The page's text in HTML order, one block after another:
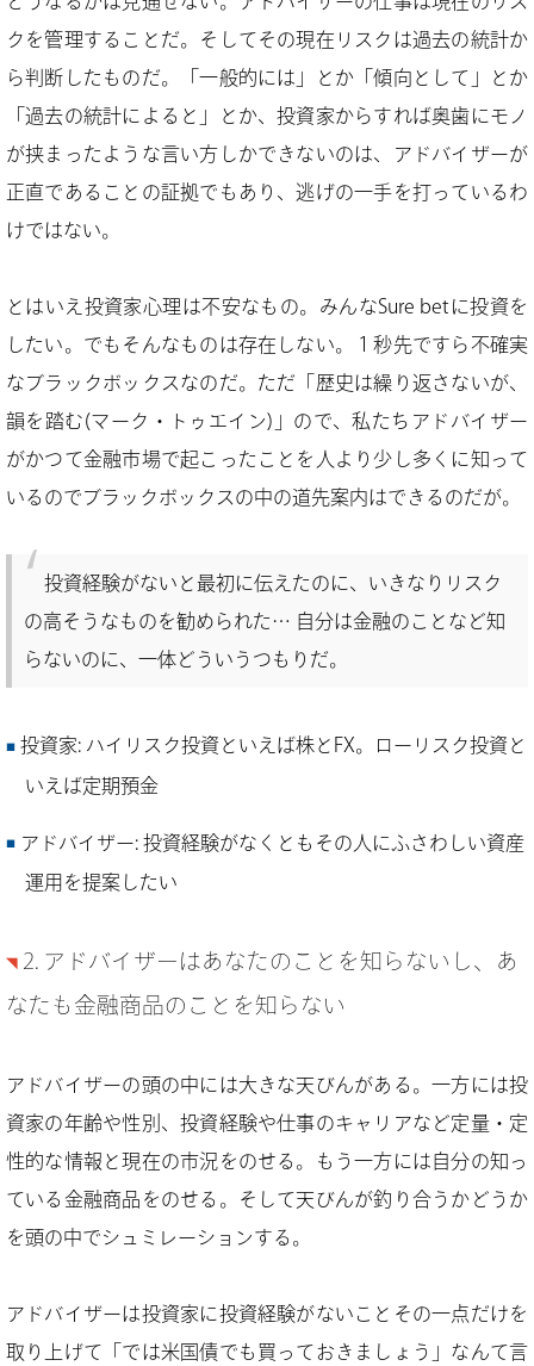
クを管理することだ。そしてその現在リスクは過去の統計か
ら判断したものだ。「一般的には」とか「傾向として」とか
「過去の統計によると」とか、投資家からすれば奥歯にモノ
が挟まったような言い方しかできないのは、アドバイザーが
正直であることの証拠でもあり、逃げの一手を打っているわ
けではない。
とはいえ投資家心理は不安なもの。みんなSure betに投資を
したい。でもそんなものは存在しない。１秒先ですら不確実
なブラックボックスなのだ。ただ「歴史は繰り返さないが、
韻を踏む(マーク・トゥエイン)」ので、私たちアドバイザー
がかつて金融市場で起こったことを人より少し多くに知って
いるのでブラックボックスの中の道先案内はできるのだが。
投資経験がないと最初に伝えたのに、いきなりリスク
の高そうなものを勧められた… 自分は金融のことなど知
らないのに、一体どういうつもりだ。
投資家: ハイリスク投資といえば株とFX。ローリスク投資と
いえば定期預金
アドバイザー: 投資経験がなくともその人にふさわしい資産
運用を提案したい
2. アドバイザーはあなたのことを知らないし、あ
なたも金融商品のことを知らない
アドバイザーの頭の中には大きな天びんがある。一方には投
資家の年齢や性別、投資経験や仕事のキャリアなど定量・定
性的な情報と現在の市況をのせる。もう一方には自分の知っ
ている金融商品をのせる。そして天びんが釣り合うかどうか
を頭の中でシュミレーションする。
アドバイザーは投資家に投資経験がないことその一点だけを
取り上げて「では米国債でも買っておきましょう」なんて言